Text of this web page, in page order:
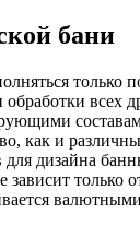
бани
только
всех
как и
для дизайна
зависит только